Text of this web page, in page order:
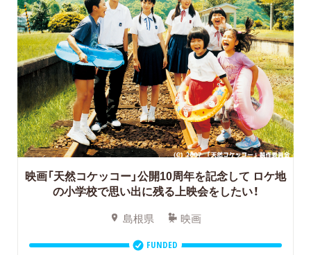
映画「天然コケッコー」公開10周年を記念して ロケ地
の小学校で思い出に残る上映会をしたい！
島根県 映画
FUNDED